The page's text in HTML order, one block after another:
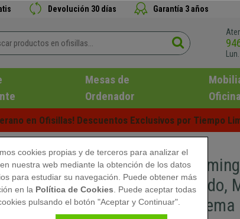
Devolución 30 días Garantía 3 años
Mesas de
Ordenador
Oficina
en Ofisillas! Descuentos Exclusivos por Tiempo
Silla Gaming
Acolchado,
color Crema
cookies propias y de terceros para analizar el
nuestra web mediante la obtención de los datos
para estudiar su navegación. Puede obtener más
en la Política de Cookies . Puede aceptar todas
pulsando el botón "Aceptar y Continuar".